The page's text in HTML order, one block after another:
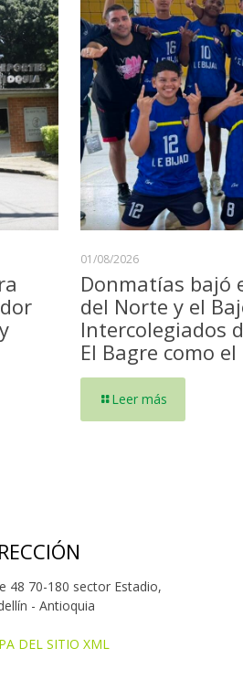
01/08/2026
Donmatías bajó
del Norte y el
Intercolegiados
El Bagre como
Leer más
48 70-180 sector Estadio,
- Antioquia
DEL SITIO XML